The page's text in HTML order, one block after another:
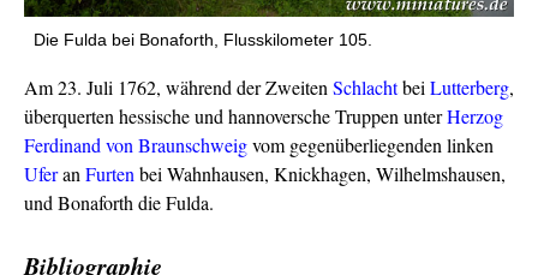
Die Fulda bei Bonaforth, Flusskilometer 105.
Am 23. Juli 1762, während der Zweiten Schlachtbei Lutterberg,
überquerten hessische und hannoversche Truppen unterHerzog
Ferdinand von Braunschweigvom gegenüberliegenden linken
Uferan Furten bei Wahnhausen, Knickhagen, Wilhelmshausen,
und Bonaforth die Fulda.
Bibliographie